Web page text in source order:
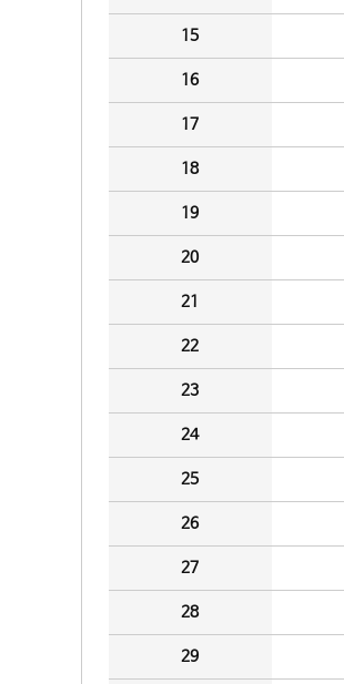
15
16
17
18
19
20
21
22
23
24
25
26
27
28
29